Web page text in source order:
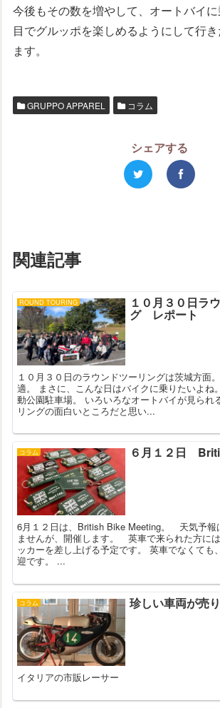
今後もその数を増やして、オートバイに
目でグルッポを楽しめるようにして行
ます。
GRUPPO APPAREL コラム
シェアする
関連記事
ROUND TOURING １０月３０日ラ
グ レポート
１０月３０日のラウンドツーリングは茨城方面
適。 まさに、こんな日はバイクに乗りたいよね
動公園駐車場。 いろいろなオートバイが見られ
リングの面白いところだと思い...
コラム ６月１２日
6月１２日は、British Bike Meeting。 天気予報
ませんが、開催します。 英車で来られた方に
ッカーを差し上げる予定です。 英車でなくても
迎です。 ...
コラム 珍しい車両が売
イタリアの市販レーサー